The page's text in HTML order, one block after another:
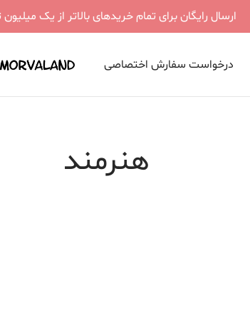
ارسال رایگان برای تمام خریدهای بالاتر از یک میلیون
درخواست سفارش اختصاصی
هنرمند